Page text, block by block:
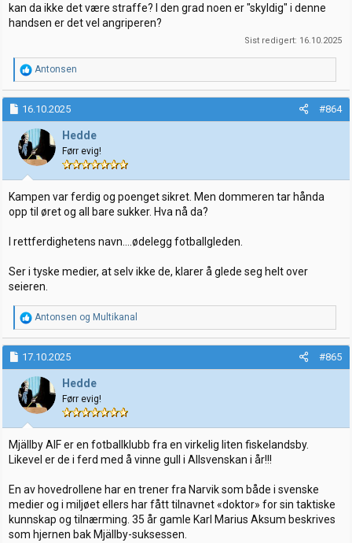
kan da ikke det være straffe? I den grad noen er "skyldig" i denne
handsen er det vel angriperen?
Sist redigert: 16.10.2025
R
e
a
k
s
j
o
n
e
r
:
Antonsen
16.10.2025 #864
Hedde
Førr evig!
Kampen var ferdig og poenget sikret. Men dommeren tar hånda
opp til øret og all bare sukker. Hva nå da?
I rettferdighetens navn....ødelegg fotballgleden.
Ser i tyske medier, at selv ikke de, klarer å glede seg helt over
seieren.
R
e
a
k
s
j
o
n
e
r
:
Antonsen og Multikanal
17.10.2025 #865
Hedde
Førr evig!
Mjällby AIF er en fotballklubb fra en virkelig liten fiskelandsby.
Likevel er de i ferd med å vinne gull i Allsvenskan i år!!!
En av hovedrollene har en trener fra Narvik som både i svenske
medier og i miljøet ellers har fått tilnavnet «doktor» for sin taktiske
kunnskap og tilnærming. 35 år gamle Karl Marius Aksum beskrives
som hjernen bak Mjällby-suksessen.